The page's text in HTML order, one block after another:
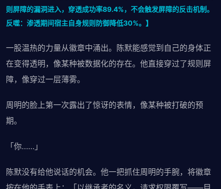
则屏障的漏洞进入，穿透成功率89.4%，不会触发屏障的反击机制。
反噬：渗透期间宿主自身规则防御降低30%。】
一股温热的力量从徽章中涌出。陈默能感觉到自己的身体正
在变得透明，像某种被数据化的存在。他直接穿过了规则屏
障，像穿过一层薄雾。
周明的脸上第一次露出了惊讶的表情，像某种被打破的预
期。
「你……」
陈默没有给他说话的机会。他一把抓住周明的手腕，将徽章